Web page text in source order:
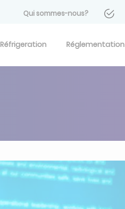
Qui sommes-nous?
Réfrigeration Réglementation